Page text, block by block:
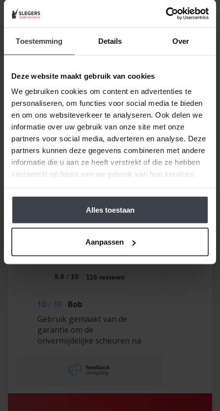
Toestemming Details Over
Deze website maakt gebruik van cookies
We gebruiken cookies om content en advertenties te
personaliseren, om functies voor social media te bieden
en om ons websiteverkeer te analyseren. Ook delen we
informatie over uw gebruik van onze site met onze
partners voor social media, adverteren en analyse. Deze
partners kunnen deze gegevens combineren met andere
informatie die u aan ze heeft verstrekt of die ze hebben
verzameld op basis van uw gebruik van hun services.
Alles toestaan
Aanpassen
wij de prijzen laag.
Daarom zijn al onze extra
services gratis of goed betaalbaar. Wilt u pas
of latexspuiten? Ook dat houden we betaalbaar, zo
spreken we samen met u een vaste prijs af en
houden wij ons aan de gemaakte prijsafspraak vanaf
de dag dat uw offerte getekend is -ongeacht de
prijsverhogingen van concurrenten, materialen
of aannemers. Op zoek naar nóg meer gemak voor
een goede prijs, laat dan je stucwerk, pleisterwerk of
spuitwerk voordelig op maat inmeten en realiseren.
Gewoon bij u thuis, voor een echte Slegers
9.8 / 10 116 reviews
10/ 10
Bob
Gebruik gemaakt van de
garantie om de
onvermijdelijke scheuren na
en dat hebben ze super
netjes gedaan!